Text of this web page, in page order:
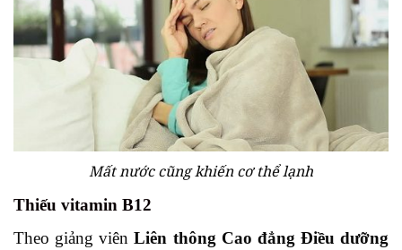
Mất nước cũng khiến cơ thể lạnh
Thiếu vitamin B12
Theo giảng viênLiên thông Cao đẳng Điều dưỡng